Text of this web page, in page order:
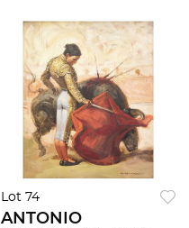
Lot 74
ANTONIO